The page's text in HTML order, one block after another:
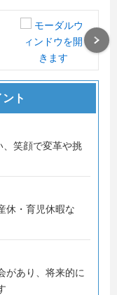
採用と、当社では
ナルとして東急ホ
促進部門などで働
幅広いフィールド
事業に興味をお
よりお待ちしてお
ト
、笑顔で変革や挑
休・育児休暇な
があり、将来的に